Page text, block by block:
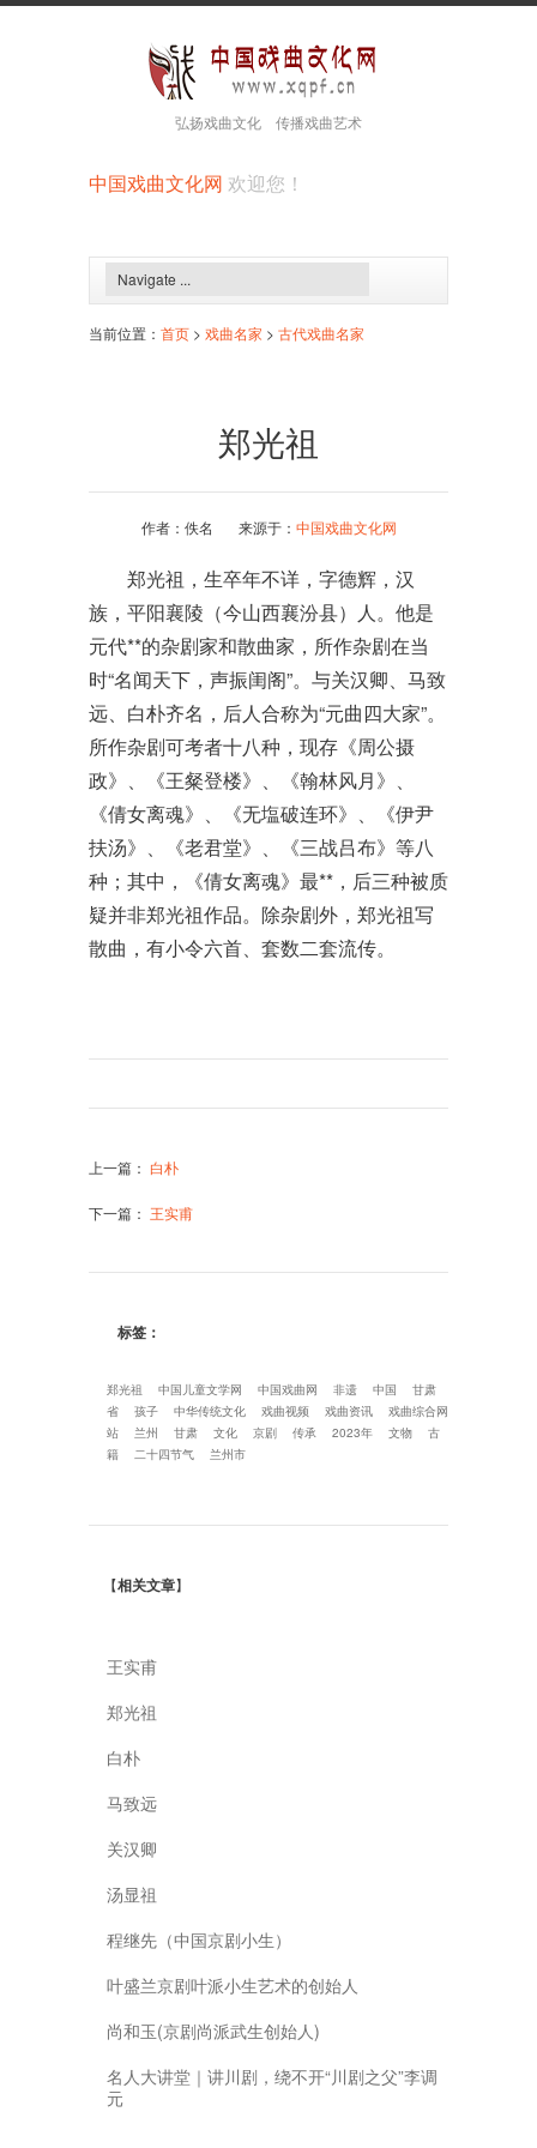
弘扬戏曲文化 传播戏曲艺术
中国戏曲文化网 欢迎您！
当前位置： 首页 > 戏曲名家 > 古代戏曲名家
郑光祖
作者：佚名 来源于： 中国戏曲文化网
郑光祖，生卒年不详，字德辉，汉
族，平阳襄陵（今山西襄汾县）人。他是
元代**的杂剧家和散曲家，所作杂剧在当
时“名闻天下，声振闺阁”。与关汉卿、马致
远、白朴齐名，后人合称为“元曲四大家”。
所作杂剧可考者十八种，现存《周公摄
政》、《王粲登楼》、《翰林风月》、
《倩女离魂》、《无塩破连环》、《伊尹
扶汤》、《老君堂》、《三战吕布》等八
种；其中，《倩女离魂》最**，后三种被质
疑并非郑光祖作品。除杂剧外，郑光祖写
散曲，有小令六首、套数二套流传。
上一篇 ： 白朴
下一篇 ： 王实甫
标签：
郑光祖 中国儿童文学网 中国戏曲网 非遗 中国
甘肃
省
孩子 中华传统文化 戏曲视频 戏曲资讯
戏曲综合网
站
兰州 甘肃 文化 京剧 传承 2023年 文物
古
籍
二十四节气 兰州市
【相关文章】
王实甫
郑光祖
白朴
马致远
关汉卿
汤显祖
程继先（中国京剧小生）
叶盛兰京剧叶派小生艺术的创始人
尚和玉(京剧尚派武生创始人)
名人大讲堂｜讲川剧，绕不开“川剧之父”李调
元